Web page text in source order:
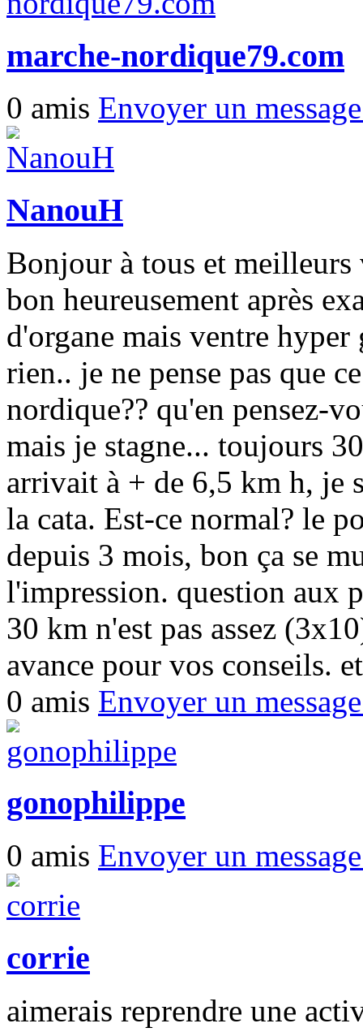
marche-nordique79.com
0 amis Envoyer un
NanouH
Bonjour à tous et
bon heureusement après
d'organe mais ventre
rien.. je ne pense pas que
nordique?? qu'en pensez-
mais je stagne... toujours
arrivait à + de 6,5 km h, je
la cata. Est-ce normal? le
depuis 3 mois, bon ça se
l'impression. question aux
30 km n'est pas assez
avance pour vos conseils.
0 amis Envoyer un
gonophilippe
0 amis Envoyer un
corrie
aimerais reprendre une